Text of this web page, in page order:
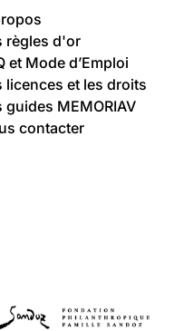
règles d'or
et Mode d’Emploi
licences et les droits
guides MEMORIAV
contacter